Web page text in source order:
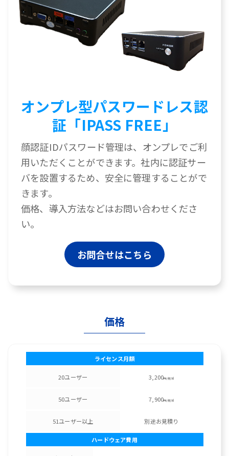
オンプレ型パスワードレス認
証「IPASS FREE」
顔認証IDパスワード管理は、オンプレでご利
用いただくことができます。社内に認証サー
バを設置するため、安全に管理することがで
きます。
価格、導入方法などはお問い合わせくださ
い。
お問合せはこちら
価格
ライセンス月額
20ユーザー 3,200円/税別
50ユーザー 7,900円/税別
51ユーザー以上 別途お見積り
ハードウェア費用